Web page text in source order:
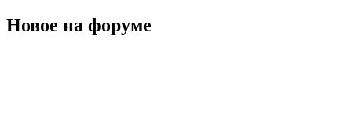
Новое на форуме